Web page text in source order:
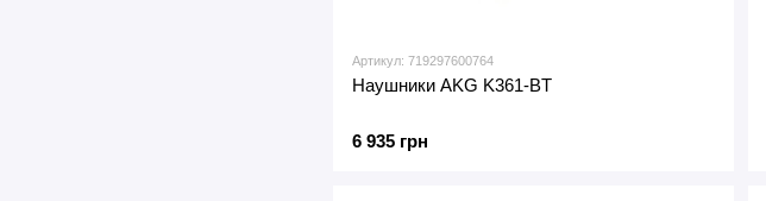
Артикул: 719297600764
Наушники AKG K361-BT
6 935 грн